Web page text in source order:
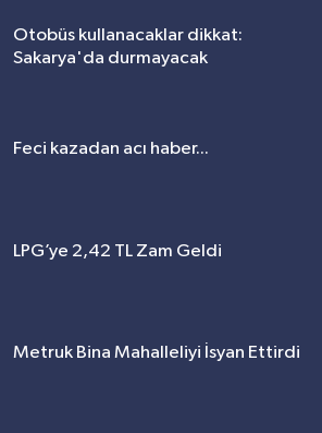
Otobüs kullanacaklar dikkat:
Sakarya'da durmayacak
Feci kazadan acı haber...
LPG’ye 2,42 TL Zam Geldi
Metruk Bina Mahalleliyi İsyan Ettirdi